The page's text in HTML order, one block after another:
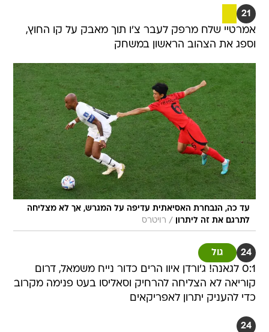
21
אמרטיי שלח מרפק לעבר צ'ו תוך מאבק על קו החוץ,
וספג את הצהוב הראשון במשחק
עד כה, הנבחרת האסיאתית עדיפה על המגרש, אך לא מצליחה
לתרגם את זה ליתרון
/ רויטרס
24 גול
0:1 לגאנה! ג'ורדן איוו הרים כדור נייח משמאל, דרום
קוריאה לא הצליחה להרחיק וסאליסו בעט פנימה מקרוב
כדי להעניק יתרון לאפריקאים
24